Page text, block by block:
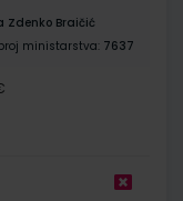
Zdenko Braičić
ministarstva: 7637